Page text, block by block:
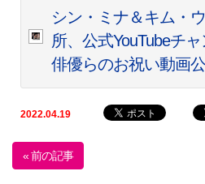
シン・ミナ＆キム・
所、公式YouTubeチ
俳優らのお祝い動画
2022.04.19
« 前の記事